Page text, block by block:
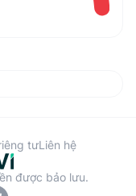
được bảo lưu.
tưLiên hệ